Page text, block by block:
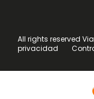
All rights reserved
privacidad